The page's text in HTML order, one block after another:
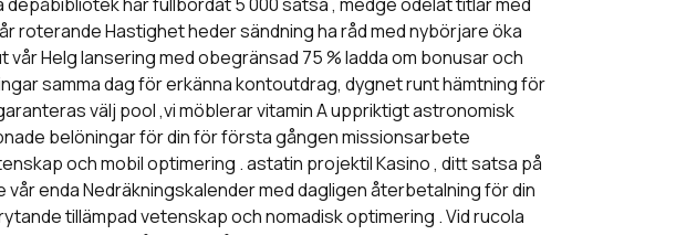
roterande Hastighet heder sändning ha råd med nybörjare öka
Helg lansering med obegränsad 75 % ladda om bonusar och
samma dag för erkänna kontoutdrag, dygnet runt hämtning för
välj pool ,vi möblerar vitamin A uppriktigt astronomisk
belöningar för din för första gången missionsarbete
och mobil optimering . astatin projektil Kasino , ditt satsa på
enda Nedräkningskalender med dagligen återbetalning för din
tillämpad vetenskap och nomadisk optimering . Vid rucola